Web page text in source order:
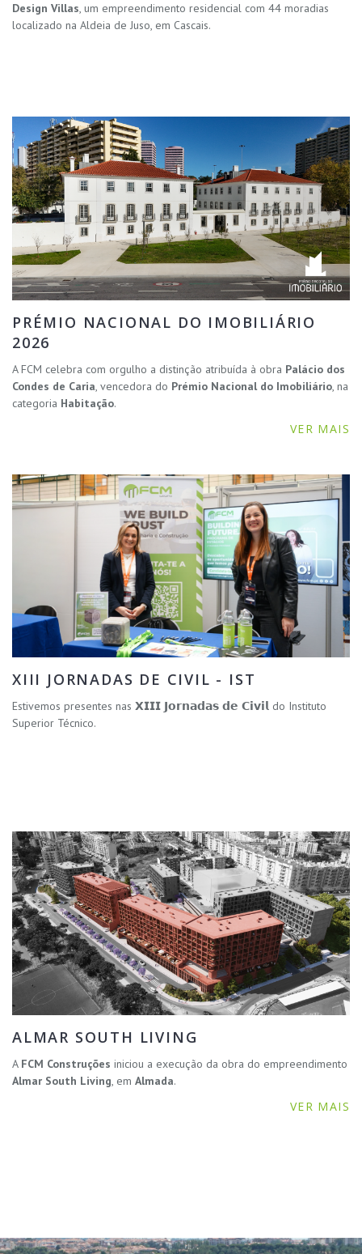
Design Villas, um empreendimento residencial com 44 moradias
localizado na Aldeia de Juso, em Cascais.
PRÉMIO NACIONAL DO IMOBILIÁRIO
2026
A FCM celebra com orgulho a distinção atribuída à obra Palácio dos
Condes de Caria, vencedora do Prémio Nacional do Imobiliário, na
categoria Habitação.
VER MAIS
XIII JORNADAS DE CIVIL - IST
Estivemos presentes nas 𝗫𝗜𝗜𝗜 𝗝𝗼𝗿𝗻𝗮𝗱𝗮𝘀 𝗱𝗲 𝗖𝗶𝘃𝗶𝗹 do Instituto
Superior Técnico.
ALMAR SOUTH LIVING
A FCM Construções iniciou a execução da obra do empreendimento
Almar South Living, em Almada.
VER MAIS